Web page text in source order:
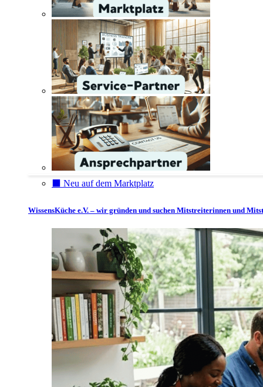
⬛️ Neu auf dem Marktplatz
WissensKüche e.V. – wir gründen und suchen Mitstreiterinnen und